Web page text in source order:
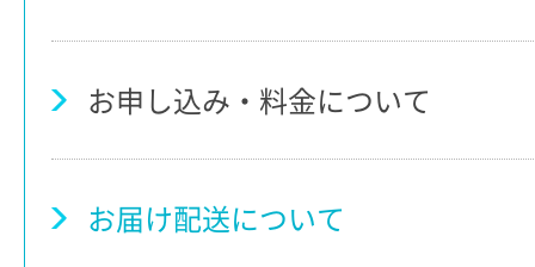
お申し込み・料金について
お届け配送について